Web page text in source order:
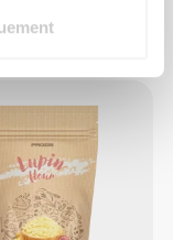
Épices Zero 355